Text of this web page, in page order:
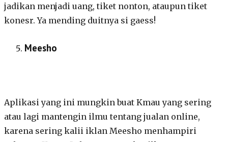
jadikan menjadi uang, tiket nonton, ataupun tiket
konesr. Ya mending duitnya si gaess!
Meesho
Aplikasi yang ini mungkin buat Kmau yang sering
atau lagi mantengin ilmu tentang jualan online,
karena sering kalii iklan Meesho menhampiri